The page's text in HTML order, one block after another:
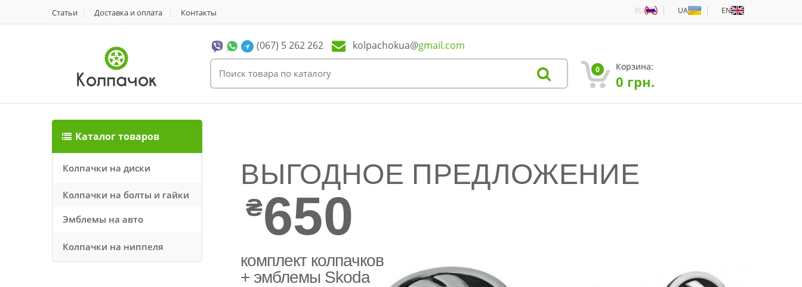
Статьи Доставка и оплата Контакты RU UA EN
(067) 5 262 262 kolpachokua@gmail.com
0 Корзина:
0 грн.
Каталог товаров
Колпачки на диски
Колпачки на болты и гайки
Эмблемы на авто
Колпачки на ниппеля
ВЫГОДНОЕ ПРЕДЛОЖЕНИЕ
₴650
комплект колпачков
+ эмблемы Skoda